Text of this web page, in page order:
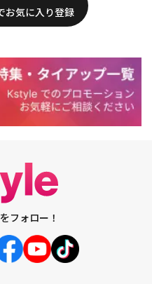
お気に入り登録
フォロー！